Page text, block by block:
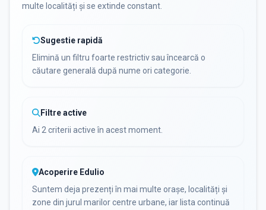
multe localități și se extinde constant.
Sugestie rapidă
Elimină un filtru foarte restrictiv sau încearcă o
căutare generală după nume ori categorie.
Filtre active
Ai 2 criterii active în acest moment.
Acoperire Edulio
Suntem deja prezenți în mai multe orașe, localități și
zone din jurul marilor centre urbane, iar lista continuă